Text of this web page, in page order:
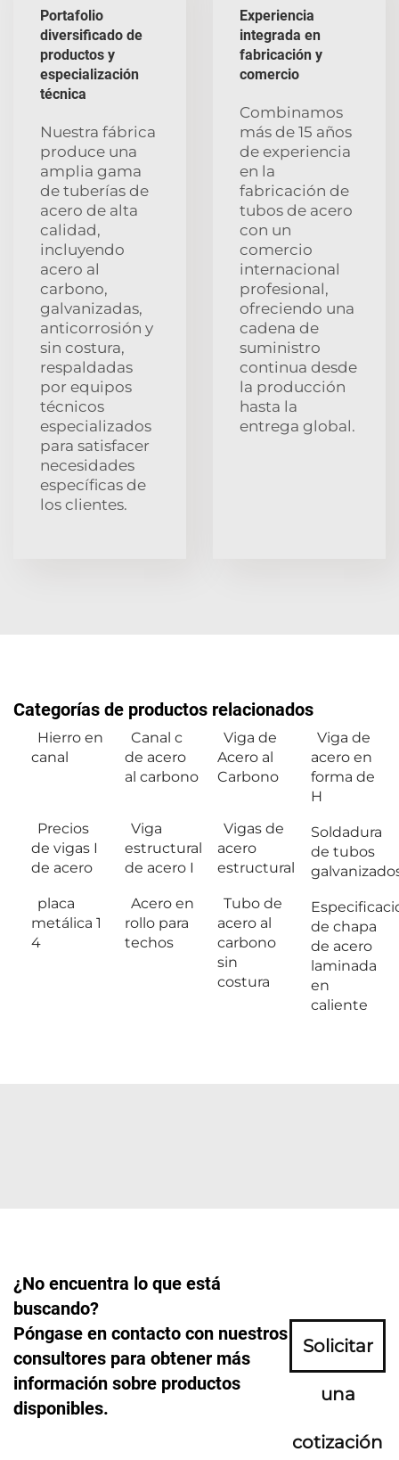
Portafolio
diversificado de
productos y
especialización
técnica
Nuestra fábrica
produce una
amplia gama
de tuberías de
acero de alta
calidad,
incluyendo
acero al
carbono,
galvanizadas,
anticorrosión y
sin costura,
respaldadas
por equipos
técnicos
especializados
para satisfacer
necesidades
específicas de
los clientes.
Experiencia
integrada en
fabricación y
comercio
Combinamos
más de 15 años
de experiencia
en la
fabricación de
tubos de acero
con un
comercio
internacional
profesional,
ofreciendo una
cadena de
suministro
continua desde
la producción
hasta la
entrega global.
Categorías de productos relacionados
Hierro en
canal
Canal c
de acero
al carbono
Viga de
Acero al
Carbono
Viga de
acero en
forma de
H
Precios
de vigas I
de acero
Viga
estructural
de acero I
Vigas de
acero
estructural
Soldadura
de tubos
placa
metálica 1
4
Acero en
rollo para
techos
Tubo de
acero al
carbono
sin
costura
de chapa
de acero
laminada
en
caliente
¿No encuentra lo que está
buscando?
Póngase en contacto con nuestros
consultores para obtener más
información sobre productos
disponibles.
Solicitar
una
cotización